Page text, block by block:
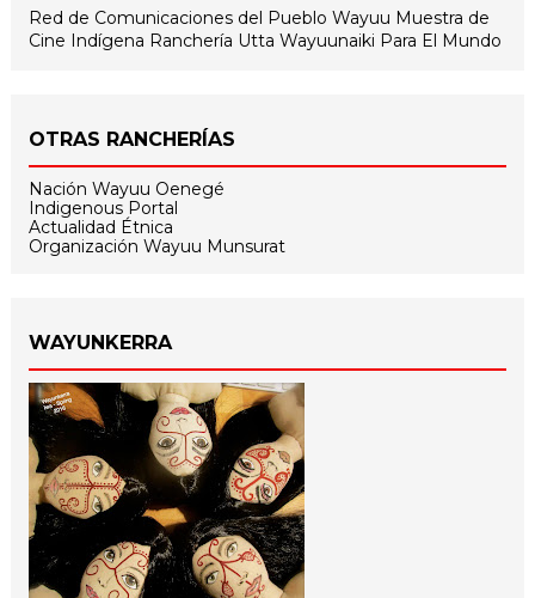
Red de Comunicaciones del Pueblo Wayuu Muestra de
Cine Indígena Ranchería Utta Wayuunaiki Para El Mundo
OTRAS RANCHERÍAS
Nación Wayuu Oenegé
Indigenous Portal
Actualidad Étnica
Organización Wayuu Munsurat
WAYUNKERRA